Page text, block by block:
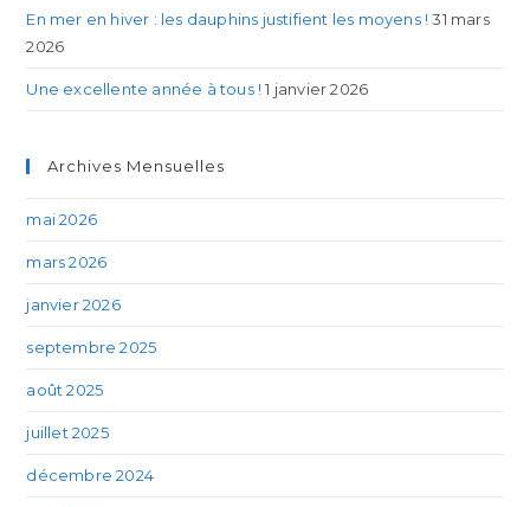
En mer en hiver : les dauphins justifient les moyens ! 31 mars
2026
Une excellente année à tous ! 1 janvier 2026
Archives Mensuelles
mai 2026
mars 2026
janvier 2026
septembre 2025
août 2025
juillet 2025
décembre 2024